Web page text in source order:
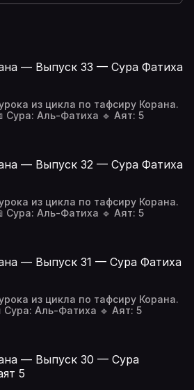
— Выпуск 33 — Сура Фатиха
из цикла по тафсиру Корана.
Сура: Аль-Фатиха 🔹 Аят: 5
— Выпуск 32 — Сура Фатиха
из цикла по тафсиру Корана.
Сура: Аль-Фатиха 🔹 Аят: 5
— Выпуск 31 — Сура Фатиха
из цикла по тафсиру Корана.
Сура: Аль-Фатиха 🔹 Аят: 5
— Выпуск 30 — Сура
5